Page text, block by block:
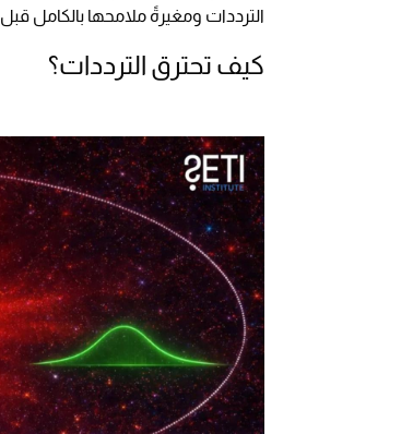
الترددات ومغيرةً ملامحها بالكامل
كيف تحترق الترددات؟